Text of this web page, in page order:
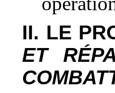
II. LE
ET